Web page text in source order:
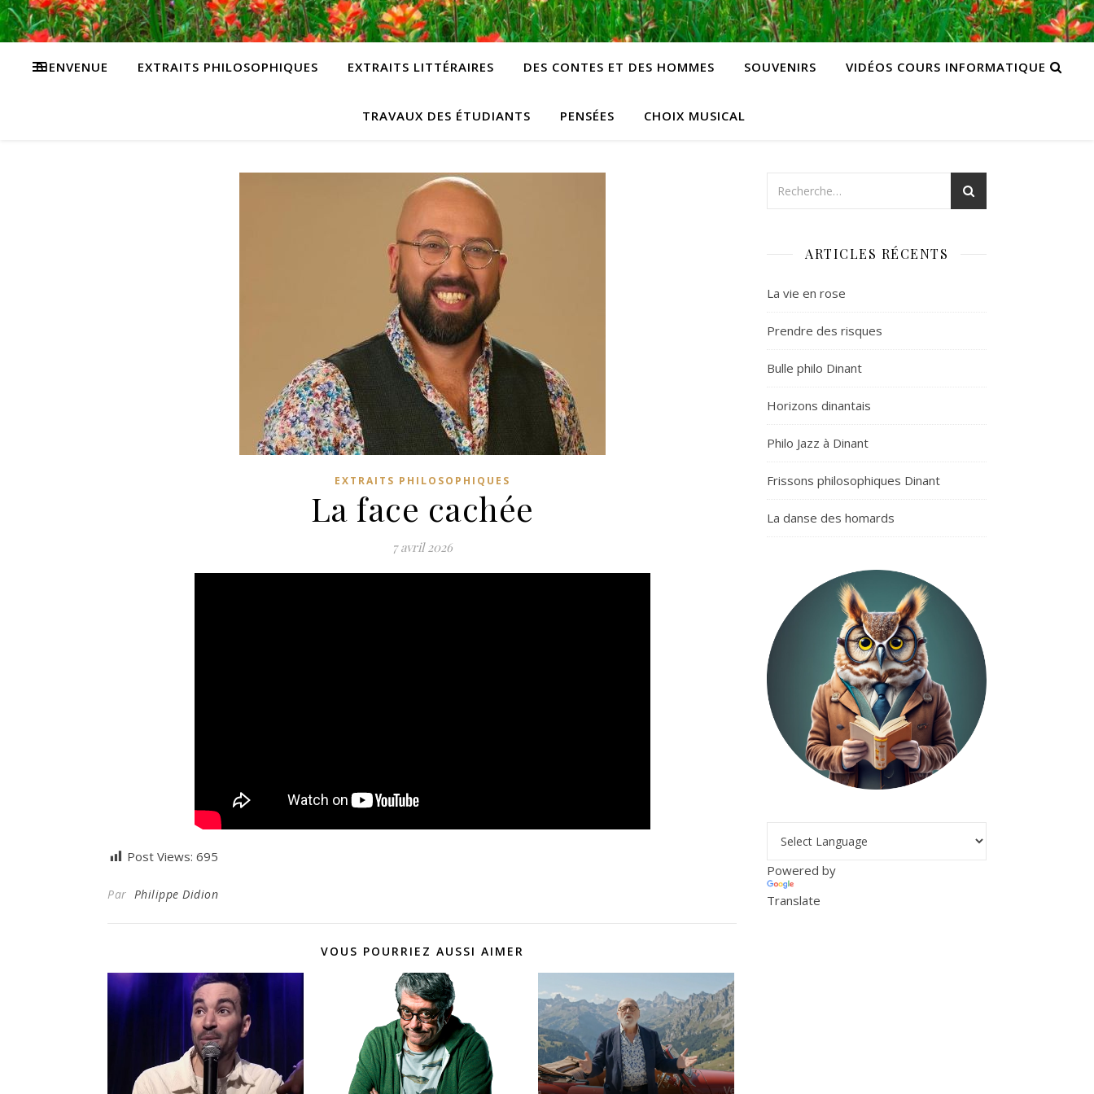
BIENVENUE EXTRAITS PHILOSOPHIQUES EXTRAITS LITTÉRAIRES DES CONTES ET DES HOMMES SOUVENIRS VIDÉOS COURS INFORMATIQUE
TRAVAUX DES ÉTUDIANTS PENSÉES CHOIX MUSICAL
EXTRAITS PHILOSOPHIQUES
La face cachée
7 avril 2026
Post Views: 695
Par Philippe Didion
VOUS POURRIEZ AUSSI AIMER
ARTICLES RÉCENTS
La vie en rose
Prendre des risques
Bulle philo Dinant
Horizons dinantais
Philo Jazz à Dinant
Frissons philosophiques Dinant
La danse des homards
Powered by
Translate